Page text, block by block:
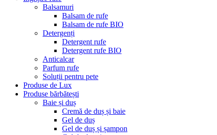
Balsamuri
Balsam de rufe
Balsam de rufe BIO
Detergenți
Detergent rufe
Detergent rufe BIO
Anticalcar
Parfum rufe
Soluții pentru pete
Produse de Lux
Produse bărbătești
Baie și duș
Cremă de duș și baie
Gel de duș
Gel de duș și șampon